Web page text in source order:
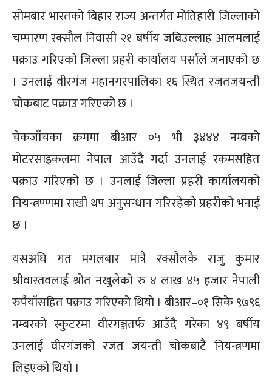
सोमबार भारतको बिहार राज्य अन्तर्गत मोतिहारी जिल्लाको
चम्पारण रक्सौल निवासी २१ बर्षीय जबिउल्लाह आलमलाई
पक्राउ गरिएको जिल्ला प्रहरी कार्यालय पर्साले जनाएको छ
। उनलाई वीरगंज महानगरपालिका १६ स्थित रजतजयन्ती
चोकबाट पक्राउ गरिएको छ ।
चेकजाँचका क्रममा बीआर ०५ भी ३४४४ नम्बको
मोटरसाइकलमा नेपाल आउँदै गर्दा उनलाई रकमसहित
पक्राउ गरिएको छ । उनलाई जिल्ला प्रहरी कार्यालयको
नियन्त्रण्णमा राखी थप अनुसन्धान गरिरहेको प्रहरीको भनाई
छ ।
यसअघि गत मंगलबार मात्रै रक्सौलकै राजु कुमार
श्रीवास्तवलाई श्रोत नखुलेको रु ४ लाख ४५ हजार नेपाली
रुपैयाँसहित पक्राउ गरिएको थियो । बीआर–०१ सिके ९७९६
नम्बरको स्कुटरमा वीरगञ्जतर्फ आउँदै गरेका ४९ बर्षीय
उनलाई वीरगंजको रजत जयन्ती चोकबाटै नियन्त्रणमा
लिइएको थियो ।